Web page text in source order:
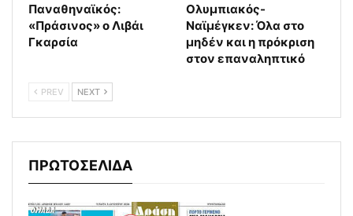
Παναθηναϊκός:
«Πράσινος» ο Λιβάι
Γκαρσία
Ολυμπιακός-
Ναϊμέγκεν: Όλα στο
μηδέν και η πρόκριση
στον επαναληπτικό
PREV NEXT
ΠΡΩΤΟΣΕΛΙΔΑ